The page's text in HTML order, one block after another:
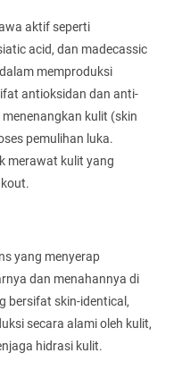
aktif seperti
acid, dan madecassic
memproduksi
antioksidan dan anti-
kulit (skin
pemulihan luka.
merawat kulit yang
yang menyerap
dan menahannya di
bersifat skin-identical,
secara alami oleh kulit,
hidrasi kulit.